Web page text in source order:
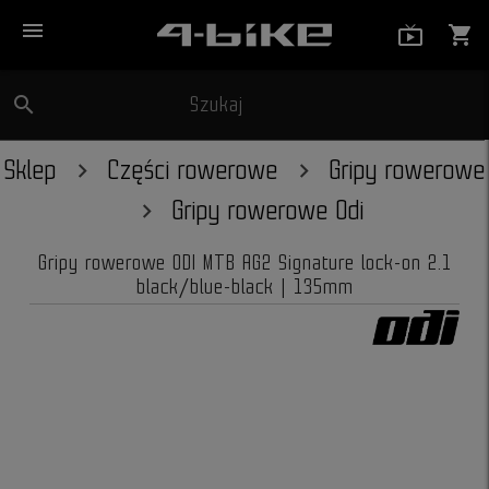
menu shopping_cart
search Szukaj
Sklep Części rowerowe
Gripy rowerowe
Gripy rowerowe Odi
Gripy rowerowe ODI MTB AG2 Signature lock-on 2.1
black/blue-black | 135mm